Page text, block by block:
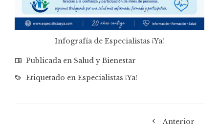
Infografía de Especialistas ¡Ya!
Publicada en Salud y Bienestar
Etiquetado en Especialistas ¡Ya!
Anterior